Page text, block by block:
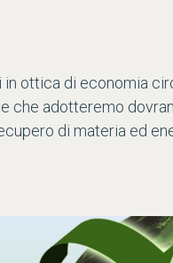
ottica di economia
che adotteremo
di materia ed